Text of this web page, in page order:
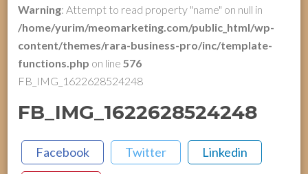
Warning: Attempt to read property "name" on null in
/home/yurim/meomarketing.com/public_html/wp-
content/themes/rara-business-pro/inc/template-
functions.php on line576
FB_IMG_1622628524248
FB_IMG_1622628524248
Facebook Twitter Linkedin